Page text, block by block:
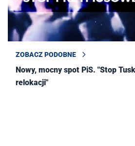
ZOBACZ PODOBNE
Nowy, mocny spot PiS. "Stop
relokacji"